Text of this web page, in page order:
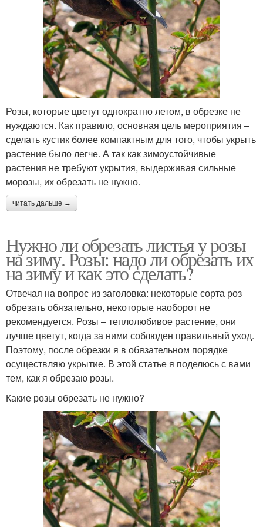
Розы, которые цветут однократно летом, в обрезке не
нуждаются. Как правило, основная цель мероприятия –
сделать кустик более компактным для того, чтобы укрыть
растение было легче. А так как зимоустойчивые
растения не требуют укрытия, выдерживая сильные
морозы, их обрезать не нужно.
читать дальше →
Нужно ли обрезать листья у розы
на зиму. Розы: надо ли обрезать их
на зиму и как это сделать?
Отвечая на вопрос из заголовка: некоторые сорта роз
обрезать обязательно, некоторые наоборот не
рекомендуется. Розы – теплолюбивое растение, они
лучше цветут, когда за ними соблюден правильный уход.
Поэтому, после обрезки я в обязательном порядке
осуществляю укрытие. В этой статье я поделюсь с вами
тем, как я обрезаю розы.
Какие розы обрезать не нужно?